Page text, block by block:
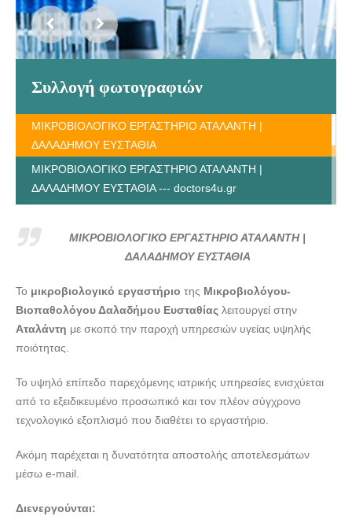
Συλλογή φωτογραφιών
ΜΙΚΡΟΒΙΟΛΟΓΙΚΟ ΕΡΓΑΣΤΗΡΙΟ ΑΤΑΛΑΝΤΗ |
ΔΑΛΑΔΗΜΟΥ ΕΥΣΤΑΘΙΑ
ΜΙΚΡΟΒΙΟΛΟΓΙΚΟ ΕΡΓΑΣΤΗΡΙΟ ΑΤΑΛΑΝΤΗ |
ΔΑΛΑΔΗΜΟΥ ΕΥΣΤΑΘΙΑ --- doctors4u.gr
ΔΑΛΑΔΗΜΟΥ ΕΥΣΤΑΘΙΑ --- doctors4u.gr
ΜΙΚΡΟΒΙΟΛΟΓΙΚΟ ΕΡΓΑΣΤΗΡΙΟ ΑΤΑΛΑΝΤΗ |
ΜΙΚΡΟΒΙΟΛΟΓΙΚΟ ΕΡΓΑΣΤΗΡΙΟ ΑΤΑΛΑΝΤΗ |
ΔΑΛΑΔΗΜΟΥ ΕΥΣΤΑΘΙΑ --- doctors4u.gr
ΜΙΚΡΟΒΙΟΛΟΓΙΚΟ ΕΡΓΑΣΤΗΡΙΟ ΑΤΑΛΑΝΤΗ |
ΜΙΚΡΟΒΙΟΛΟΓΙΚΟ ΕΡΓΑΣΤΗΡΙΟ ΑΤΑΛΑΝΤΗ |
ΔΑΛΑΔΗΜΟΥ ΕΥΣΤΑΘΙΑ
Το μικροβιολογικό εργαστήριο της Μικροβιολόγου-
Βιοπαθολόγου Δαλαδήμου Ευσταθίας λειτουργεί στην
Αταλάντη με σκοπό την παροχή υπηρεσιών υγείας υψηλής
ποιότητας.
Το υψηλό επίπεδο παρεχόμενης ιατρικής υπηρεσίες ενισχύεται
από το εξειδικευμένο προσωπικό και τον πλέον σύγχρονο
τεχνολογικό εξοπλισμό που διαθέτει το εργαστήριο.
Ακόμη παρέχεται η δυνατότητα αποστολής αποτελεσμάτων
μέσω e-mail.
Διενεργούνται: